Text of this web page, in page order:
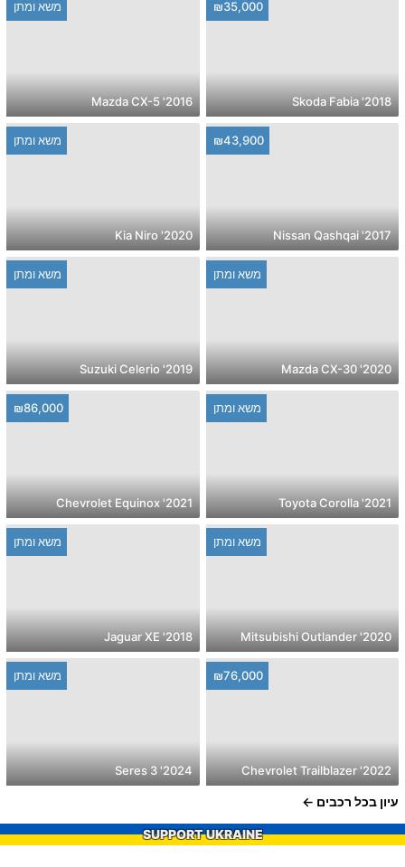
₪35,000
2018' Skoda Fabia
משא ומתן
2016' Mazda CX-5
₪43,900
2017' Nissan Qashqai
משא ומתן
2020' Kia Niro
משא ומתן
2020' Mazda CX-30
משא ומתן
2019' Suzuki Celerio
משא ומתן
2021' Toyota Corolla
₪86,000
2021' Chevrolet Equinox
משא ומתן
2020' Mitsubishi Outlander
משא ומתן
2018' Jaguar XE
₪76,000
2022' Chevrolet Trailblazer
משא ומתן
2024' Seres 3
עיון בכל רכבים
SUPPORT UKRAINE